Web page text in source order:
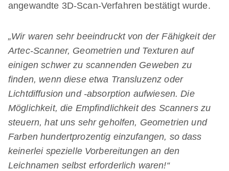
angewandte 3D-Scan-Verfahren bestätigt wurde.
„Wir waren sehr beeindruckt von der Fähigkeit der
Artec-Scanner, Geometrien und Texturen auf
einigen schwer zu scannenden Geweben zu
finden, wenn diese etwa Transluzenz oder
Lichtdiffusion und -absorption aufwiesen. Die
Möglichkeit, die Empfindlichkeit des Scanners zu
steuern, hat uns sehr geholfen, Geometrien und
Farben hundertprozentig einzufangen, so dass
keinerlei spezielle Vorbereitungen an den
Leichnamen selbst erforderlich waren!“